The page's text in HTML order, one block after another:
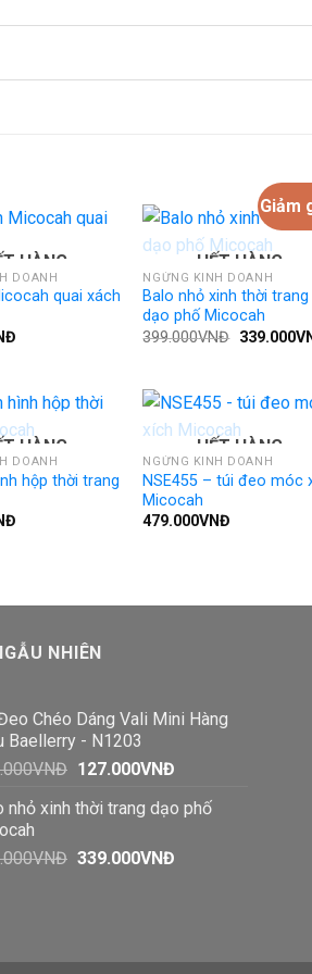
HÀNG
DOANH
quai xách
Giảm
HẾT HÀNG
NGỪNG KINH DOANH
Balo nhỏ xinh thời trang
dạo phố Micocah
399.000VNĐ Giá
339.000
HÀNG
DOANH
hộp thời trang
HẾT HÀNG
NGỪNG KINH DOANH
NSE455 – túi đeo móc
Micocah
479.000VNĐ
NHIÊN
Chéo Dáng Vali Mini Hàng
Baellerry - N1203
VNĐ Giá
là:
127.000VNĐGiá
tại
127.000VNĐ.
nhỏ xinh thời trang dạo phố
VNĐ Giá
339.000VNĐGiá